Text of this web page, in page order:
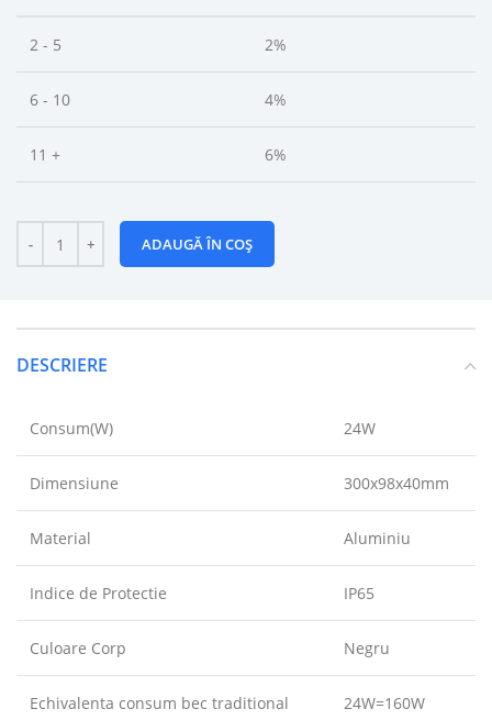
2 - 5 2%
6 - 10 4%
11 + 6%
ADAUGĂ ÎN COȘ
DESCRIERE
Consum(W) 24W
Dimensiune 300x98x40mm
Material Aluminiu
Indice de Protectie IP65
Culoare Corp Negru
Echivalenta consum bec traditional 24W=160W